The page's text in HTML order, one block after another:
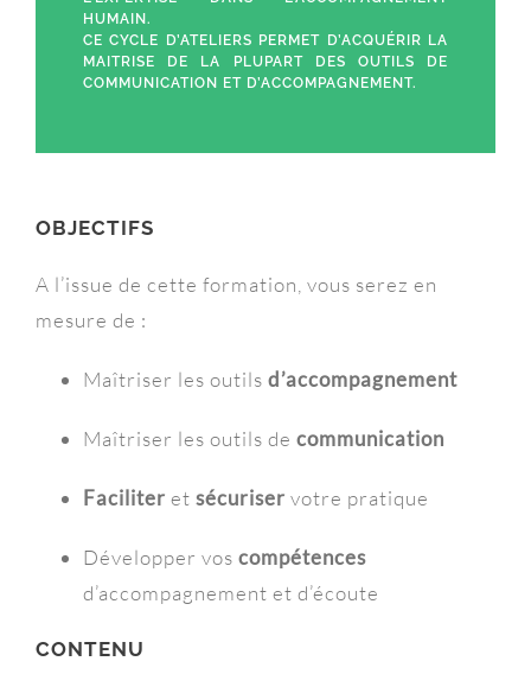
HUMAIN.
CE CYCLE D’ATELIERS PERMET D’ACQUÉRIR LA
MAITRISE DE LA PLUPART DES OUTILS DE
COMMUNICATION ET D’ACCOMPAGNEMENT.
OBJECTIFS
A l’issue de cette formation, vous serez en
mesure de :
Maîtriser les outils d’accompagnement
Maîtriser les outils de communication
Faciliter et sécuriser votre pratique
Développer vos compétences
d’accompagnement et d’écoute
CONTENU